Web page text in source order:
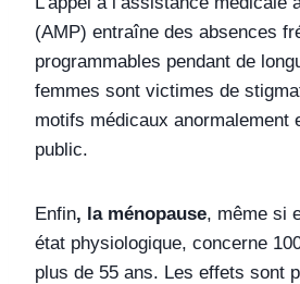
(AMP) entraîne des absences
programmables pendant de
femmes sont victimes de
motifs médicaux anormalement
public.
Enfin, la ménopause, même si
état physiologique, concerne
plus de 55 ans. Les effets sont